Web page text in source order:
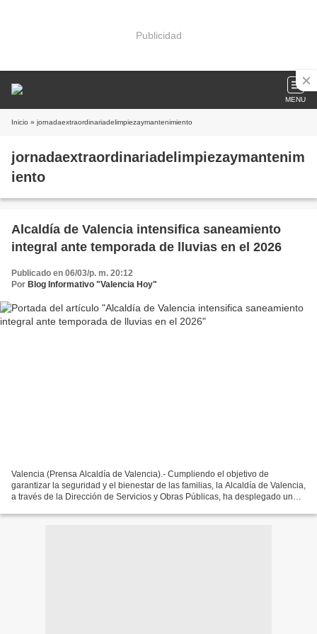
Publicidad
MENU
Inicio » jornadaextraordinariadelimpiezaymantenimiento
jornadaextraordinariadelimpiezaymantenim
iento
Alcaldía de Valencia intensifica saneamiento
integral ante temporada de lluvias en el 2026
Publicado en 06/03/p. m. 20:12
Por Blog Informativo "Valencia Hoy"
Valencia (Prensa Alcaldía de Valencia).- Cumpliendo el objetivo de
garantizar la seguridad y el bienestar de las familias, la Alcaldía de Valencia,
a través de la Dirección de Servicios y Obras Públicas, ha desplegado una